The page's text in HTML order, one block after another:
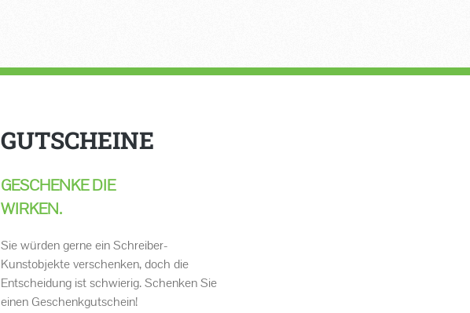
GUTSCHEINE
GESCHENKE DIE
WIRKEN.
Sie würden gerne ein Schreiber-
Kunstobjekte verschenken, doch die
Entscheidung ist schwierig. Schenken Sie
einen Geschenkgutschein!